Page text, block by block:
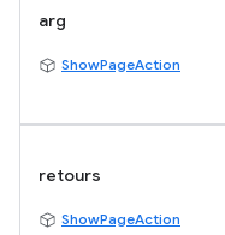
arg
ShowPageAction
retours
ShowPageAction